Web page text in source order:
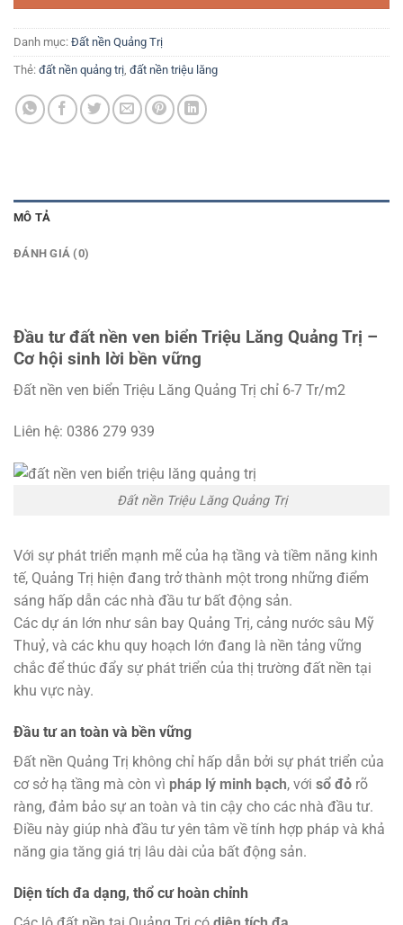
Danh mục: Đất nền Quảng Trị
Thẻ: đất nền quảng trị đất nền triệu lăng
MÔ TẢ
ĐÁNH GIÁ (0)
Đầu tư đất nền ven biển Triệu Lăng Quảng Trị –
Cơ hội sinh lời bền vững
Đất nền ven biển Triệu Lăng Quảng Trị chỉ 6-7 Tr/m2
Liên hệ: 0386 279 939
Đất nền Triệu Lăng Quảng Trị
Với sự phát triển mạnh mẽ của hạ tầng và tiềm năng kinh
tế, Quảng Trị hiện đang trở thành một trong những điểm
sáng hấp dẫn các nhà đầu tư bất động sản.
Các dự án lớn như sân bay Quảng Trị, cảng nước sâu Mỹ
Thuỷ, và các khu quy hoạch lớn đang là nền tảng vững
chắc để thúc đẩy sự phát triển của thị trường đất nền tại
khu vực này.
Đầu tư an toàn và bền vững
Đất nền Quảng Trị không chỉ hấp dẫn bởi sự phát triển của
cơ sở hạ tầng mà còn vì pháp lý minh bạch, với sổ đỏ rõ
ràng, đảm bảo sự an toàn và tin cậy cho các nhà đầu tư.
Điều này giúp nhà đầu tư yên tâm về tính hợp pháp và khả
năng gia tăng giá trị lâu dài của bất động sản.
Diện tích đa dạng, thổ cư hoàn chỉnh